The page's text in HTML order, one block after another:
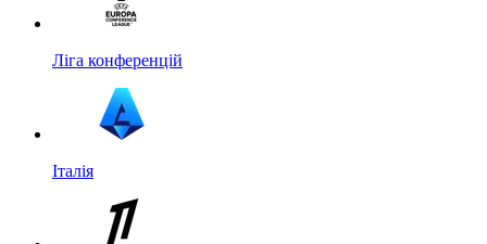
Ліга конференцій
Італія